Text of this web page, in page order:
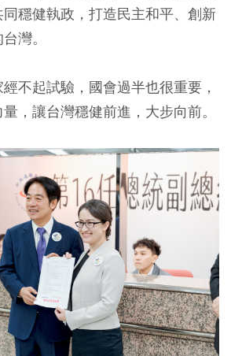
穩健執政，打造民主和平、創新
灣。
不起試驗，國會過半也很重要，
，讓台灣穩健前進，大步向前。